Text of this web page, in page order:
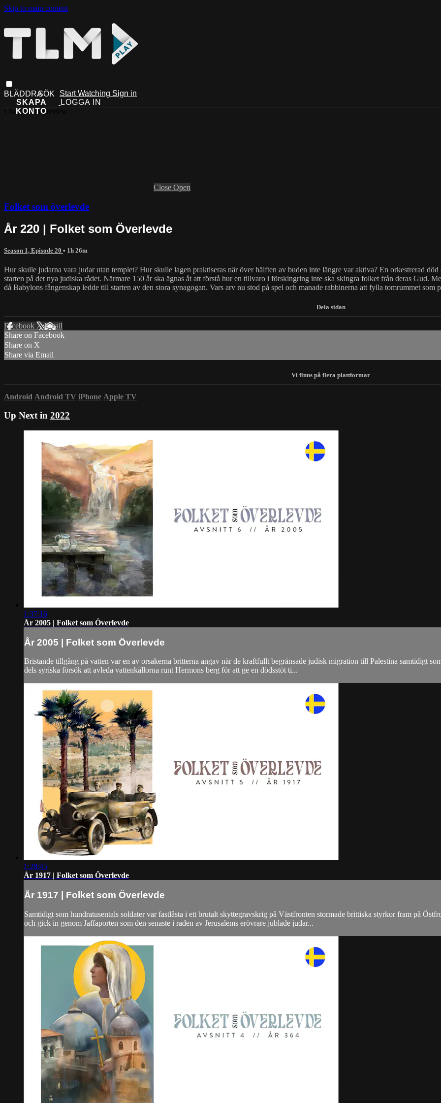
Skip to main content
Start Watching Sign in
Live stream preview
Close Open
Folket som överlevde
År 220 | Folket som Överlevde
Season 1, Episode 20 • 1h 26m
Hur skulle judarna vara judar utan templet? Hur skulle lagen praktiseras när över hälften av buden inte längre var aktiva? En orkestrerad
starten på det nya judiska rådet. Närmare 150 år ska ägnas åt att förstå hur en tillvaro i förskingring inte ska skingra folket från deras Gud.
då Babylons fångenskap ledde till starten av den stora synagogan. Vars arv nu stod på spel och manade rabbinerna att fylla tomrummet som
Facebook XEmail
Share on Facebook
Share on X
Share via Email
Android Android TV iPhone Apple TV
Up Next in 2022
1:37:16
År 2005 | Folket som Överlevde
År 2005 | Folket som Överlevde
Bristande tillgång på vatten var en av orsakerna britterna angav när de kraftfullt begränsade judisk migration till Palestina samtidigt
dels syriska försök att avleda vattenkällorna runt Hermons berg för att ge en dödsstöt ti...
1:28:45
År 1917 | Folket som Överlevde
År 1917 | Folket som Överlevde
Samtidigt som hundratusentals soldater var fastlåsta i ett brutalt skyttegravskrig på Västfronten stormade brittiska styrkor fram på
och gick in genom Jaffaporten som den senaste i raden av Jerusalems erövrare jublade judar...